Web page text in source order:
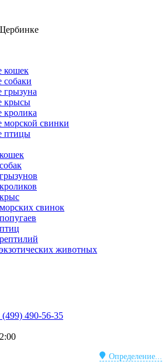
кошек
собаки
грызуна
крысы
кролика
морской свинки
птицы
свинок
животных
(499) 490-56-35
Определение...